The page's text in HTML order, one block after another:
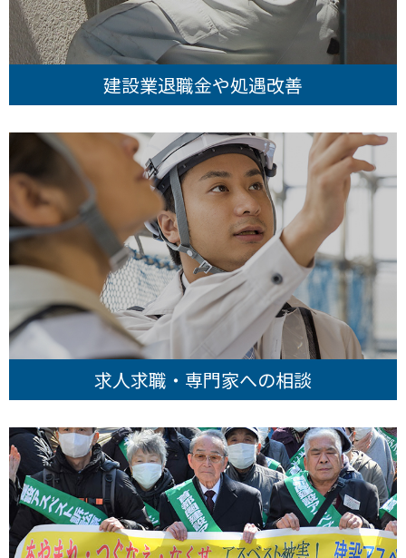
建設業退職金や処遇改善
求人求職・専門家への相談